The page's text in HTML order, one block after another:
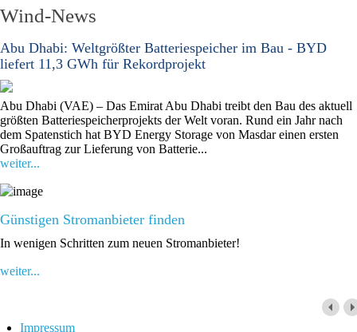
Wind-News
Abu Dhabi: Weltgrößter Batteriespeicher im Bau - BYD
liefert 11,3 GWh für Rekordprojekt
Abu Dhabi (VAE) – Das Emirat Abu Dhabi treibt den Bau des aktuell
größten Batteriespeicherprojekts der Welt voran. Rund ein Jahr nach
dem Spatenstich hat BYD Energy Storage von Masdar einen ersten
Großauftrag zur Lieferung von Batterie...
weiter...
Günstigen Stromanbieter finden
In wenigen Schritten zum neuen Stromanbieter!
weiter...
Impressum